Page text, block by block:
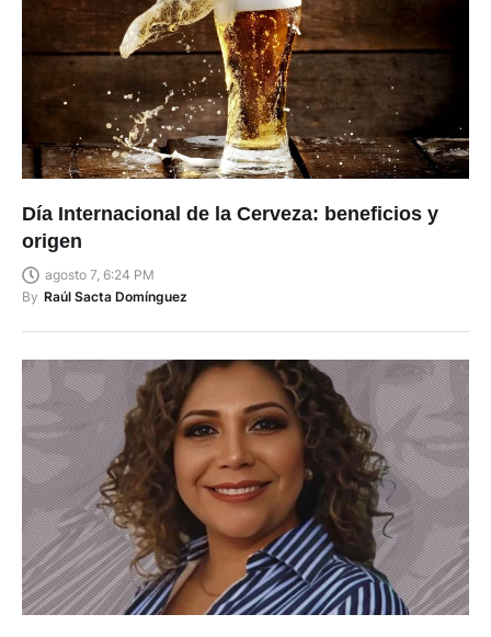
Día Internacional de la Cerveza: beneficios y
origen
agosto 7, 6:24 PM
By Raúl Sacta Domínguez